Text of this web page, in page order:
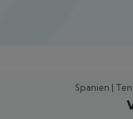
Spanien |